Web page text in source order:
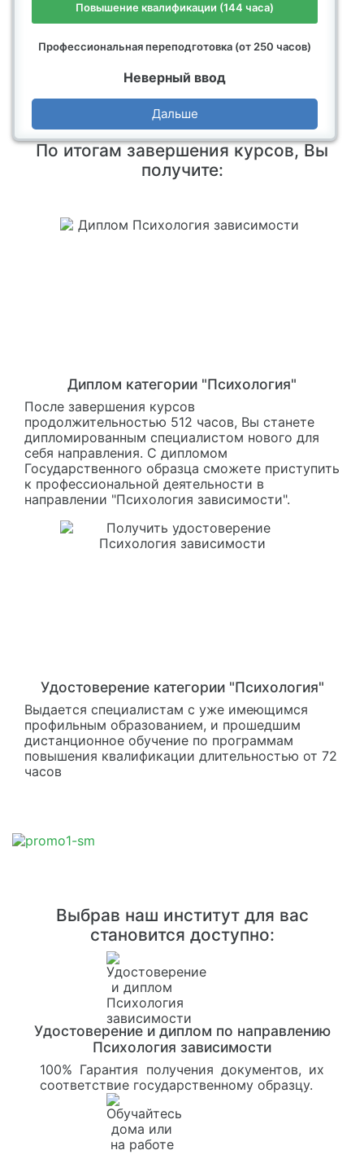
Повышение квалификации (144 часа)
Профессиональная переподготовка (от 250 часов)
Неверный ввод
Дальше
По итогам завершения курсов, Вы
получите:
Диплом категории "Психология"
После завершения курсов
продолжительностью 512 часов, Вы станете
дипломированным специалистом нового для
себя направления. С дипломом
Государственного образца сможете приступить
к профессиональной деятельности в
направлении "Психология зависимости".
Удостоверение категории "Психология"
Выдается специалистам с уже имеющимся
профильным образованием, и прошедшим
дистанционное обучение по программам
повышения квалификации длительностью от 72
часов
Выбрав наш институт для вас
становится доступно:
Удостоверение и диплом по направлению
Психология зависимости
100% Гарантия получения документов, их
соответствие государственному образцу.